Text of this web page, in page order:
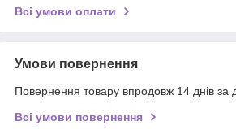
Всі умови оплати
Умови повернення
Повернення товару впродовж 14 днів за
Всі умови повернення